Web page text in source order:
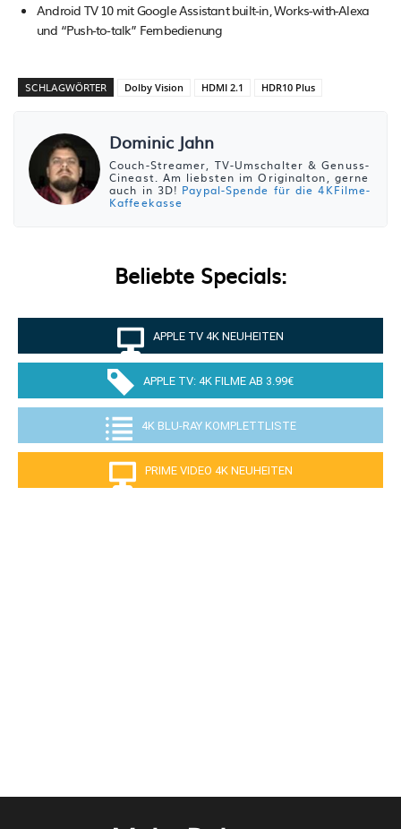
Android TV 10 mit Google Assistant built-in, Works-with-Alexa
und “Push-to-talk” Fernbedienung
SCHLAGWÖRTER Dolby Vision HDMI 2.1 HDR10 Plus
Dominic Jahn
Couch-Streamer, TV-Umschalter & Genuss-
Cineast. Am liebsten im Originalton, gerne
auch in 3D! Paypal-Spende für die 4KFilme-
Kaffeekasse
Beliebte Specials:
APPLE TV 4K NEUHEITEN
APPLE TV: 4K FILME AB 3.99€
4K BLU-RAY KOMPLETTLISTE
PRIME VIDEO 4K NEUHEITEN